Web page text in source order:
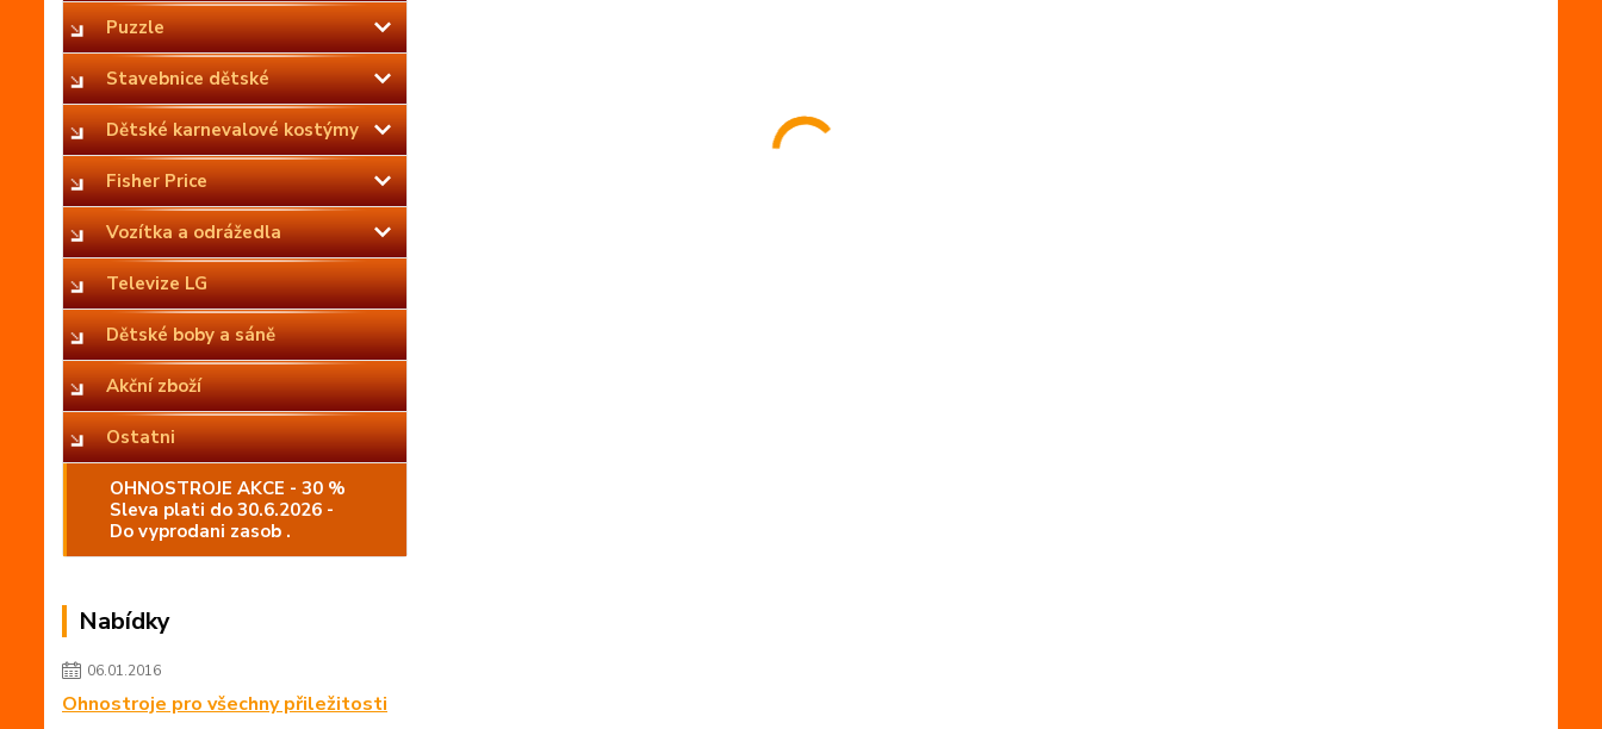
Puzzle
Stavebnice dětské
Dětské karnevalové kostýmy
Fisher Price
Vozítka a odrážedla
Televize LG
Dětské boby a sáně
Akční zboží
Ostatni
OHNOSTROJE AKCE - 30 %
Sleva plati do 30.6.2026 -
Do vyprodani zasob .
Nabídky
06.01.2016
Ohnostroje pro všechny přiležitosti